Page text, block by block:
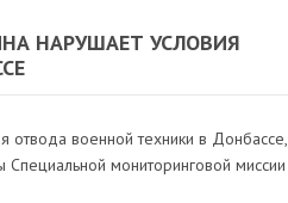
НАРУШАЕТ УСЛОВИЯ
отвода военной техники в Донбассе,
Специальной мониторинговой миссии